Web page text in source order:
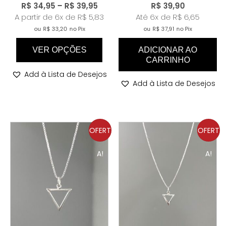
R$ 34,95 – R$ 39,95
A partir de 6x de R$ 5,83
ou R$ 33,20 no Pix
VER OPÇÕES
Add à Lista de Desejos
R$ 39,90
Até 6x de R$ 6,65
ou R$ 37,91 no Pix
ADICIONAR AO
CARRINHO
Add à Lista de Desejos
OFERT
A!
OFERT
A!